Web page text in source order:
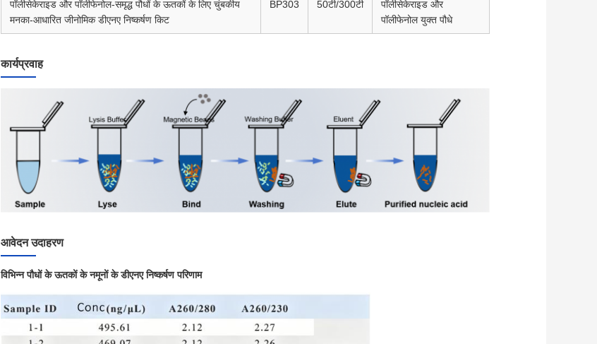
पॉलीसेकेराइड और पॉलीफेनोल-समृद्ध पौधों के ऊतकों के लिए चुंबकीय
मनका-आधारित जीनोमिक डीएनए निष्कर्षण किट
BP303 50टी/300टी
पॉलीसेकेराइड और
पॉलीफेनोल युक्त पौधे
कार्यप्रवाह
आवेदन उदाहरण
विभिन्न पौधों के ऊतकों के नमूनों के डीएनए निष्कर्षण परिणाम